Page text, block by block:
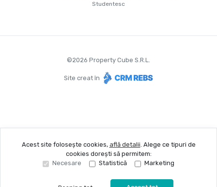
Studentesc
©2026 Property Cube S.R.L.
Site creat în
Acest site folosește cookies, află detalii. Alege ce tipuri de
cookies dorești să permitem:
Necesare
Statistică Marketing